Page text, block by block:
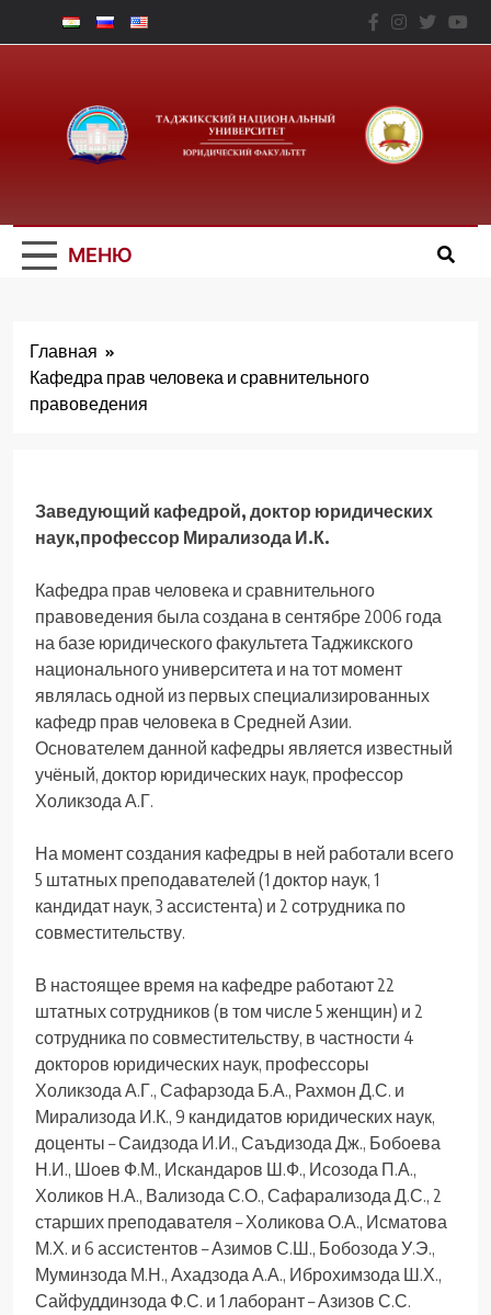
Перейти
к
Юридический
Факальтет – ТНУ
МЕНЮ
Главная
Кафедра прав человека и сравнительного
правоведения
Заведующий кафедрой, доктор юридических
наук,профессор Мирализода И.К.
Кафедра прав человека и сравнительного
правоведения была создана в сентябре 2006 года
на базе юридического факультета Таджикского
национального университета и на тот момент
являлась одной из первых специализированных
кафедр прав человека в Средней Азии.
Основателем данной кафедры является известный
учёный, доктор юридических наук, профессор
Холикзода А.Г.
На момент создания кафедры в ней работали всего
5 штатных преподавателей (1 доктор наук, 1
кандидат наук, 3 ассистента) и 2 сотрудника по
совместительству.
В настоящее время на кафедре работают 22
штатных сотрудников (в том числе 5 женщин) и 2
сотрудника по совместительству, в частности 4
докторов юридических наук, профессоры
Холикзода А.Г., Сафарзода Б.А., Рахмон Д.С. и
Мирализода И.К., 9 кандидатов юридических наук,
доценты – Саидзода И.И., Саъдизода Дж., Бобоева
Н.И., Шоев Ф.М., Искандаров Ш.Ф., Исозода П.А.,
Холиков Н.А., Вализода С.О., Сафарализода Д.С., 2
старших преподавателя – Холикова О.А., Исматова
М.Х. и 6 ассистентов – Азимов С.Ш., Бобозода У.Э.,
Муминзода М.Н., Ахадзода А.А., Иброхимзода Ш.Х.,
Сайфуддинзода Ф.С. и 1 лаборант – Азизов С.С.